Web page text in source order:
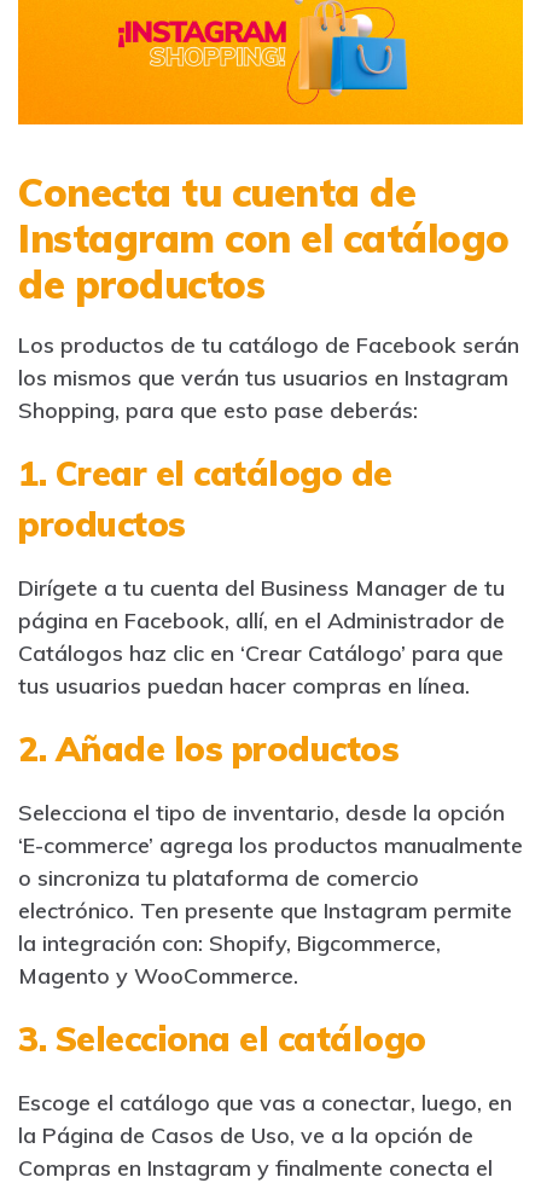
Conecta tu cuenta de
Instagram con el catálogo
de productos
Los productos de tu catálogo de Facebook serán
los mismos que verán tus usuarios en Instagram
Shopping, para que esto pase deberás:
1. Crear el catálogo de
productos
Dirígete a tu cuenta del Business Manager de tu
página en Facebook, allí, en el Administrador de
Catálogos haz clic en ‘Crear Catálogo’ para que
tus usuarios puedan hacer compras en línea.
2. Añade los productos
Selecciona el tipo de inventario, desde la opción
‘E-commerce’ agrega los productos manualmente
o sincroniza tu plataforma de comercio
electrónico. Ten presente que Instagram permite
la integración con: Shopify, Bigcommerce,
Magento y WooCommerce.
3. Selecciona el catálogo
Escoge el catálogo que vas a conectar, luego, en
la Página de Casos de Uso, ve a la opción de
Compras en Instagram y finalmente conecta el